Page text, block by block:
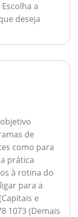
a
deseja
de
como para
prática
à rotina do
para a
e
1073 (Demais